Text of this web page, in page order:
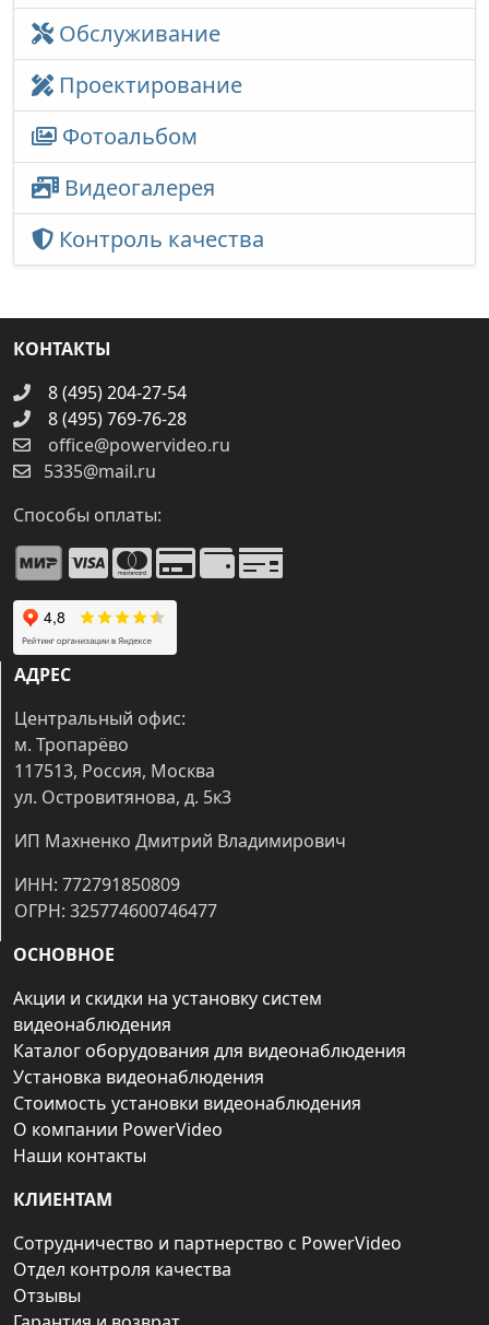
Обслуживание
Проектирование
Фотоальбом
Видеогалерея
Контроль качества
КОНТАКТЫ
8 (495) 204-27-54
8 (495) 769-76-28
office@powervideo.ru
5335@mail.ru
Способы оплаты:
АДРЕС
Центральный офис:
м. Тропарёво
117513, Россия, Москва
ул. Островитянова, д. 5к3
ИП Махненко Дмитрий Владимирович
ИНН: 772791850809
ОГРН: 325774600746477
ОСНОВНОЕ
Акции и скидки на установку систем
видеонаблюдения
Каталог оборудования для видеонаблюдения
Установка видеонаблюдения
Стоимость установки видеонаблюдения
О компании PowerVideo
Наши контакты
КЛИЕНТАМ
Сотрудничество и партнерство с PowerVideo
Отдел контроля качества
Отзывы